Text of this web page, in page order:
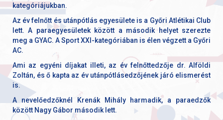
kategóriájukban.
Az év felnőtt és utánpótlás egyesülete is a Győri Atlétikai Club
lett. A paraegyesületek között a második helyet szerezte
meg a GYAC. A Sport XXI-kategóriában is élen végzett a Győri
AC.
Ami az egyéni díjakat illeti, az év felnőttedzője dr. Alföldi
Zoltán, és ő kapta az év utánpótlásedzőjének járó elismerést
is.
A nevelőedzőknél Krenák Mihály harmadik, a paraedzők
között Nagy Gábor második lett.